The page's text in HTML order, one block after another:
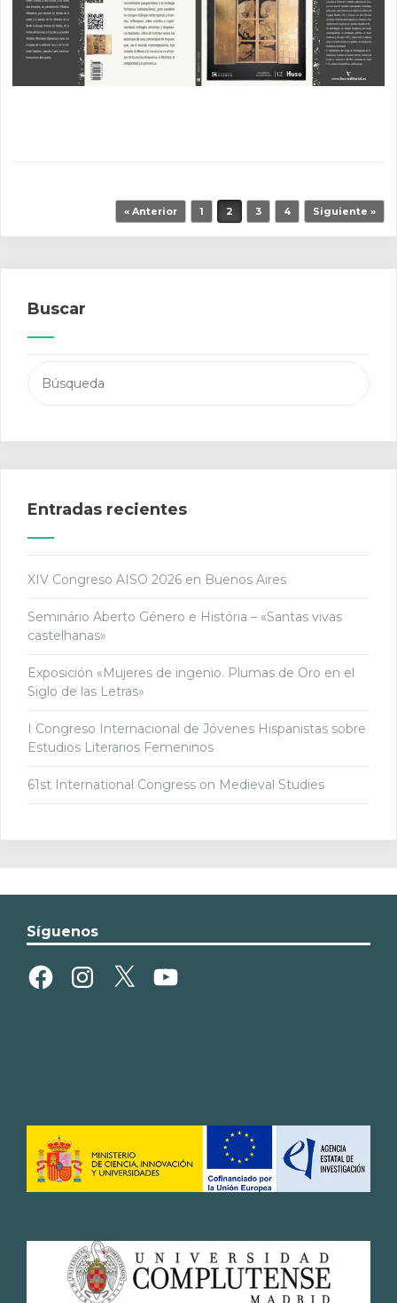
Navegador de artículos« Anterior 1 2 3 4 Siguiente »
Buscar
Entradas recientes
XIV Congreso AISO 2026 en Buenos Aires
Seminário Aberto Género e História – «Santas vivas
castelhanas»
Exposición «Mujeres de ingenio. Plumas de Oro en el
Siglo de las Letras»
I Congreso Internacional de Jóvenes Hispanistas sobre
Estudios Literarios Femeninos
61st International Congress on Medieval Studies
Síguenos
FacebookInstagram
X YouTube